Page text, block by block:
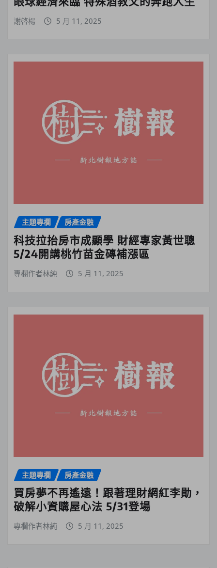
謝啓楊 5 月 11, 2025
主題專欄 房產金融
科技拉抬房市成顯學 財經專家黃世聰
5/24開講桃竹苗金磚補漲區
專欄作者林純 5 月 11, 2025
主題專欄 房產金融
買房夢不再遙遠！跟著理財網紅李勛，
破解小資購屋心法 5/31登場
專欄作者林純 5 月 11, 2025